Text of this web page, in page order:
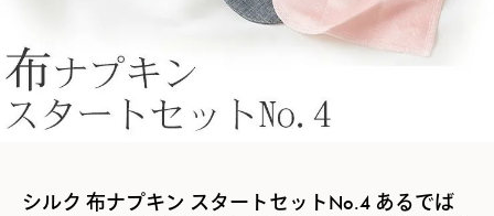
シルク 布ナプキン スタートセットNo.4 あるでば